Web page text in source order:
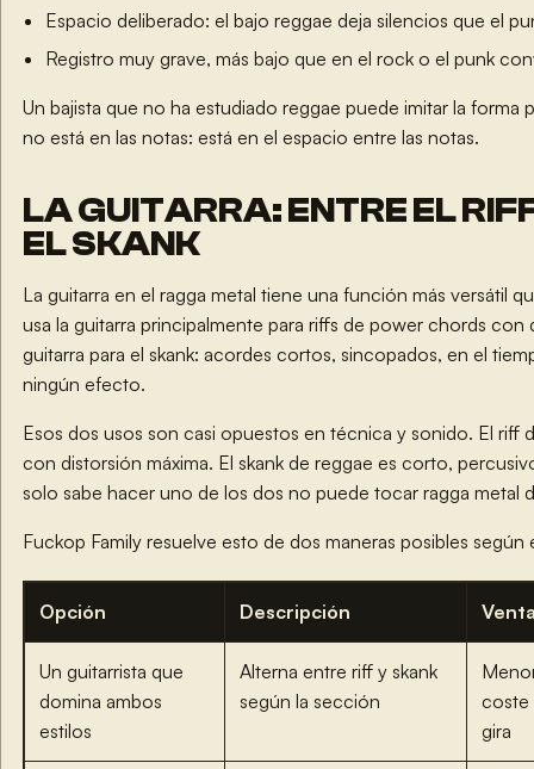
Espacio deliberado: el bajo reggae deja silencios que el
Registro muy grave, más bajo que en el rock o el punk
Un bajista que no ha estudiado reggae puede imitar la
no está en las notas: está en el espacio entre las notas.
LA GUITARRA: ENTRE EL
EL SKANK
La guitarra en el ragga metal tiene una función más versátil
usa la guitarra principalmente para riffs de power chords con
guitarra para el skank: acordes cortos, sincopados, en el
ningún efecto.
Esos dos usos son casi opuestos en técnica y sonido. El riff
con distorsión máxima. El skank de reggae es corto,
solo sabe hacer uno de los dos no puede tocar ragga metal
Fuckop Family resuelve esto de dos maneras posibles según
Opción Descripción
Un guitarrista que
domina ambos
estilos
Alterna entre riff y skank
según la sección
coste
gira